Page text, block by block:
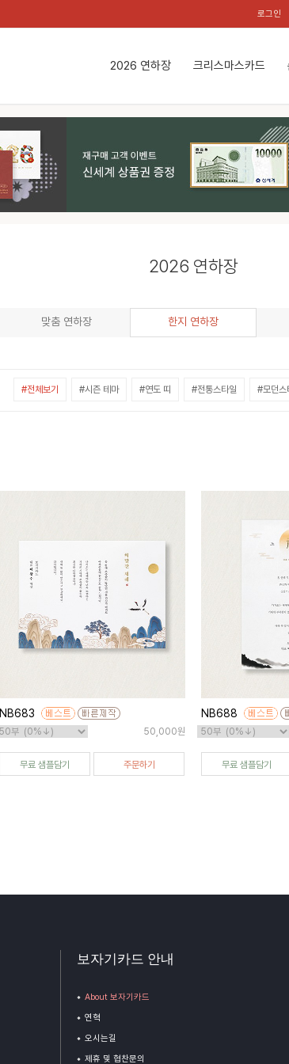
로그인
2026 연하장 크리스마스카드
2026 연하장
맞춤 연하장 한지 연하장
#전체보기 #시즌 테마 #연도 띠 #전통스타일 #모던스
NB683
50,000원
무료 샘플담기 주문하기
NB688
무료 샘플담기
보자기카드 안내
About 보자기카드
연혁
오시는길
제휴 및 협찬문의